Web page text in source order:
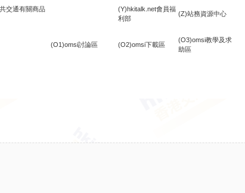
交通有關商品
(Y)hkitalk.net會員福
利部
(Z)站務資源中心
(O1)omsi討論區 (O2)omsi下載區
(O3)omsi教學及求
助區